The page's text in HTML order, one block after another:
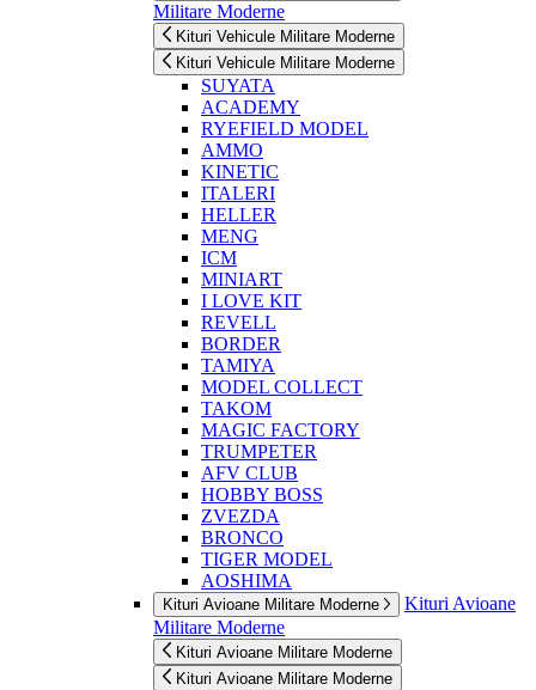
Militare Moderne
Kituri Vehicule Militare Moderne
Kituri Vehicule Militare Moderne
SUYATA
ACADEMY
RYEFIELD MODEL
AMMO
KINETIC
ITALERI
HELLER
MENG
ICM
MINIART
I LOVE KIT
REVELL
BORDER
TAMIYA
MODEL COLLECT
TAKOM
MAGIC FACTORY
TRUMPETER
AFV CLUB
HOBBY BOSS
ZVEZDA
BRONCO
TIGER MODEL
AOSHIMA
Kituri Avioane Militare Moderne
Kituri Avioane
Militare Moderne
Kituri Avioane Militare Moderne
Kituri Avioane Militare Moderne